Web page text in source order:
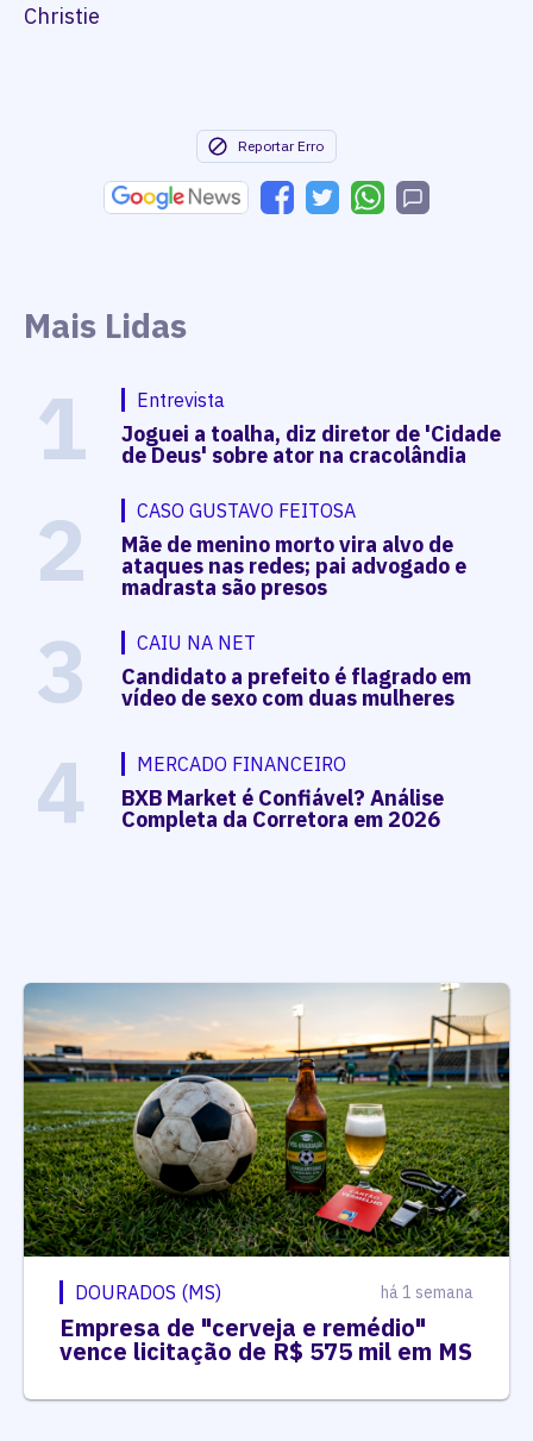
Christie
Reportar Erro
Mais Lidas
1 Entrevista
Joguei a toalha, diz diretor de 'Cidade
de Deus' sobre ator na cracolândia
2 CASO GUSTAVO FEITOSA
Mãe de menino morto vira alvo de
ataques nas redes; pai advogado e
madrasta são presos
3 CAIU NA NET
Candidato a prefeito é flagrado em
vídeo de sexo com duas mulheres
4 MERCADO FINANCEIRO
BXB Market é Confiável? Análise
Completa da Corretora em 2026
DOURADOS (MS) há 1 semana
Empresa de "cerveja e remédio"
vence licitação de R$ 575 mil em MS